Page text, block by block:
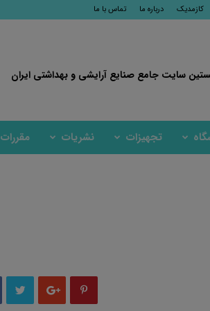
کازمدیک درباره ما تماس با ما
سایت جامع صنایع آرایشی و بهداشتی ایران
تجهیزات نشریات مقررات